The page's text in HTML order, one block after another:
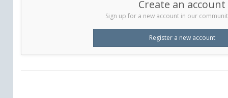
Create an account
Sign up for a new account in our
Register a new account